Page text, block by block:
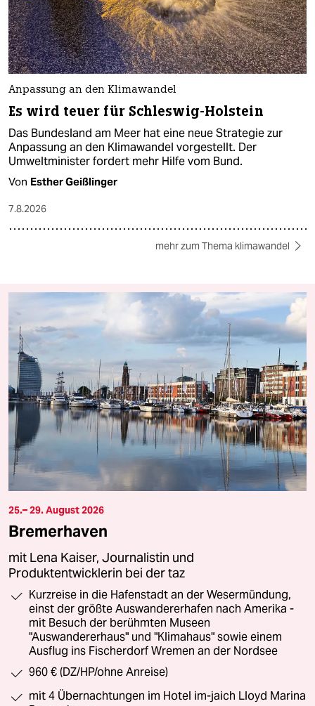
Anpassung an den Klimawandel
Es wird teuer für Schleswig-Holstein
Das Bundesland am Meer hat eine neue Strategie zur
Anpassung an den Klimawandel vorgestellt. Der
Umweltminister fordert mehr Hilfe vom Bund.
Von Esther Geißlinger
7.8.2026
mehr zum Thema klimawandel
25.– 29. August 2026
Bremerhaven
mit Lena Kaiser, Journalistin und
Produktentwicklerin bei der taz
Kurzreise in die Hafenstadt an der Wesermündung,
einst der größte Auswandererhafen nach Amerika -
mit Besuch der berühmten Museen
"Auswandererhaus" und "Klimahaus" sowie einem
Ausflug ins Fischerdorf Wremen an der Nordsee
960 € (DZ/HP/ohne Anreise)
mit 4 Übernachtungen im Hotel im-jaich Lloyd Marina